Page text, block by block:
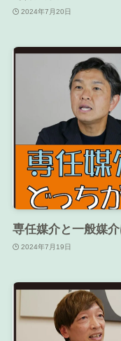
2024年7月20日
専任媒介と一般媒
2024年7月19日